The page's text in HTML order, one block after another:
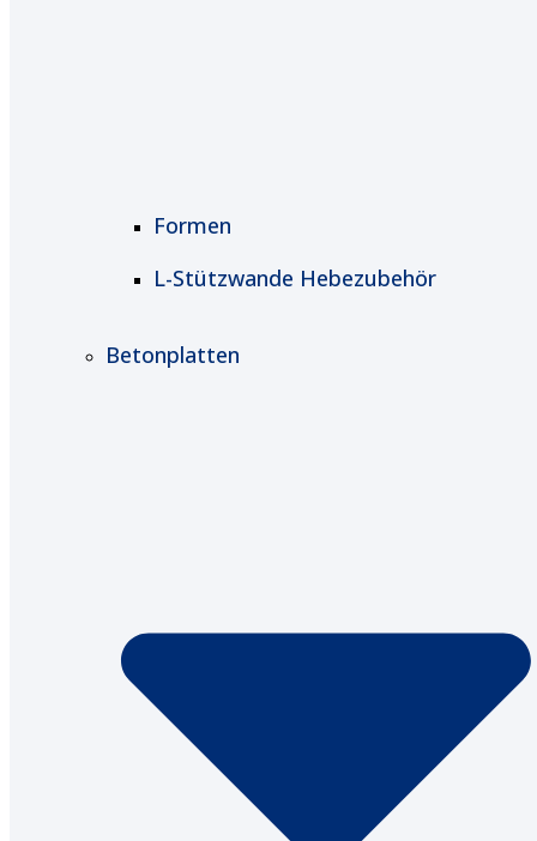
Formen
L-Stützwande Hebezubehör
Betonplatten